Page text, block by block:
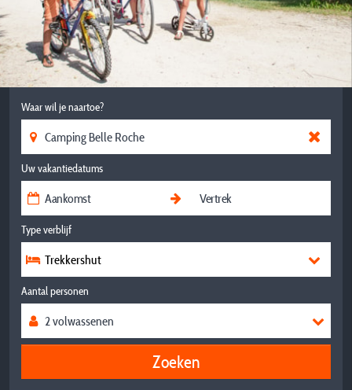
Waar wil je naartoe?
Uw vakantiedatums
Type verblijf
Trekkershut
Aantal personen
Zoeken